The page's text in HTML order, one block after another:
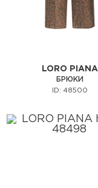
LORO PIANA
БРЮКИ
ID: 48500